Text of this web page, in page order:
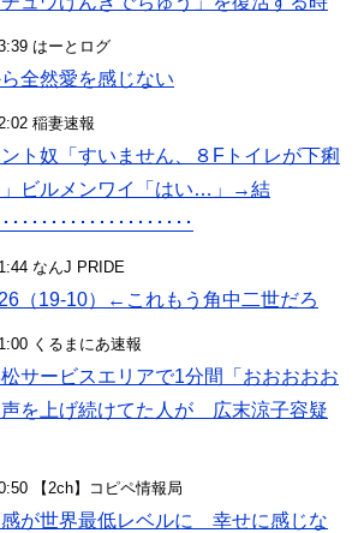
はーとログ
全然愛を感じない
稲妻速報
ント奴「すいません、８Fトイレが下痢
」ビルメンワイ「はい…」→結
･･･････････････････
なんJ PRIDE
（19-10）←これもう角中二世だろ
くるまにあ速報
サービスエリアで1分間「おおおおお
を上げ続けてた人が 広末涼子容疑
【2ch】コピペ情報局
感が世界最低レベルに 幸せに感じな